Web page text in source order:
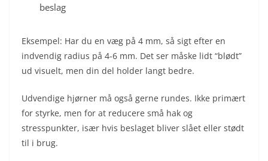
beslag
Eksempel: Har du en væg på 4 mm, så sigt efter en
indvendig radius på 4-6 mm. Det ser måske lidt “blødt”
ud visuelt, men din del holder langt bedre.
Udvendige hjørner må også gerne rundes. Ikke primært
for styrke, men for at reducere små hak og
stresspunkter, især hvis beslaget bliver slået eller stødt
til i brug.